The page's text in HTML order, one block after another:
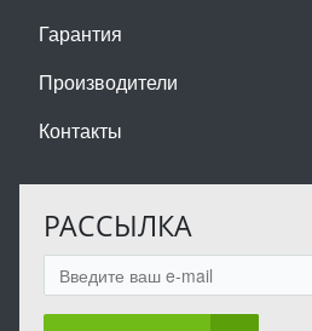
Гарантия
Производители
Контакты
РАССЫЛКА